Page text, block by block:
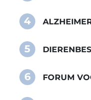
4
5
6 FORUM